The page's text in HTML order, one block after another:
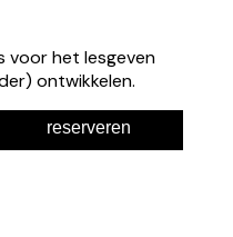
voor het lesgeven
ontwikkelen.
reserveren